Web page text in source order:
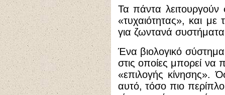
Τα πάντα
«τυχαιότητας», και με
για ζωντανά
Ένα βιολογικό
στις οποίες μπορεί να
«επιλογής κίνησης».
αυτό, τόσο πιο